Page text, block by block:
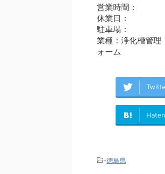
営業時間：
休業日：
駐車場：
業種：浄化槽管理
ォーム
-徳島県